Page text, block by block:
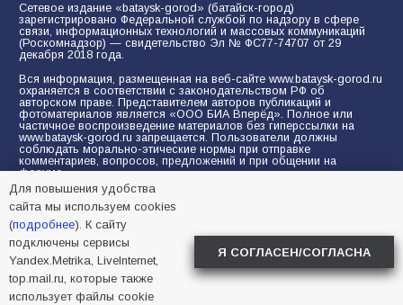
Сетевое издание «bataysk-gorod» (батайск-город)
зарегистрировано Федеральной службой по надзору в сфере
связи, информационных технологий и массовых коммуникаций
(Роскомнадзор) — свидетельство Эл № ФС77-74707 от 29
декабря 2018 года.
Вся информация, размещенная на веб-сайте www.bataysk-gorod.ru
охраняется в соответствии с законодательством РФ об
авторском праве. Представителем авторов публикаций и
фотоматериалов является «ООО БИА Вперёд». Полное или
частичное воспроизведение материалов без гиперссылки на
www.bataysk-gorod.ru запрещается. Пользователи должны
соблюдать морально-этические нормы при отправке
комментариев, вопросов, предложений и при общении на
форуме.
Политика конфиденциальности и защиты информации
Согласие на обработку персональных данных с помощью
сервисов Yandex.Metrika, LiveInternet, top.mail.ru
© 2005-2026 БИА «ВПЕРЕД»
Для повышения удобства
сайта мы используем cookies
(подробнее). К сайту
подключены сервисы
Yandex.Metrika, LiveInternet,
top.mail.ru, которые также
использует файлы cookie
Я СОГЛАСЕН/СОГЛАСНА